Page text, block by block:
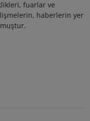
fuarlar ve
haberlerin yer